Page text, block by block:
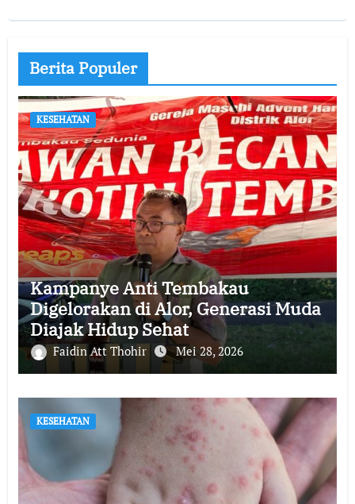
Berita Populer
KESEHATAN
Kampanye Anti Tembakau
Digelorakan di Alor, Generasi Muda
Diajak Hidup Sehat
Faidin Att Thohir Mei 28, 2026
KESEHATAN